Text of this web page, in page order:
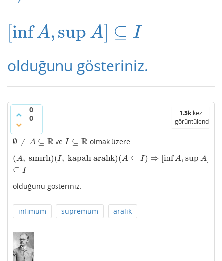
[inf A, sup A] ⊆ I
[infA,sup A] ⊆I
olduğunu gösteriniz.
0
0
1.3kkez
görüntülendi
∅ ≠ A ⊆ R
∅ ≠A ⊆R veI ⊆ R
I⊆R olmak üzere
(A, sınırlı)(I, kapalı aralık)(A ⊆ I) ⇒ [infA,sup A]
⊆ I
(A,sınırlı )(I,kapalı aralık)(A⊆ I)⇒ [infA,supA]⊆I
olduğunu gösteriniz.
infimum supremum aralık